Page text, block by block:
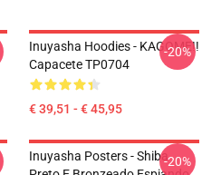
Inuyasha Hoodies - KAGOME!!
Capacete TP0704
€ 39,51 - € 45,95
-20%
Inuyasha Posters - Shiba-20%